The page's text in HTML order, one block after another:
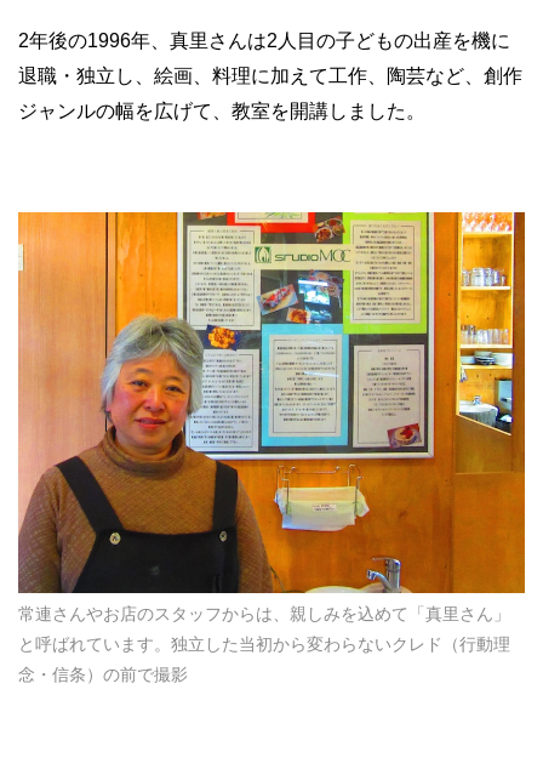
2年後の1996年、真里さんは2人目の子どもの出産を機に
退職・独立し、絵画、料理に加えて工作、陶芸など、創作
ジャンルの幅を広げて、教室を開講しました。
常連さんやお店のスタッフからは、親しみを込めて「真里さん」
と呼ばれています。独立した当初から変わらないクレド（行動理
念・信条）の前で撮影